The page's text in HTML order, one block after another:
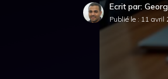
Ecrit par:
Publié le : 11 avril